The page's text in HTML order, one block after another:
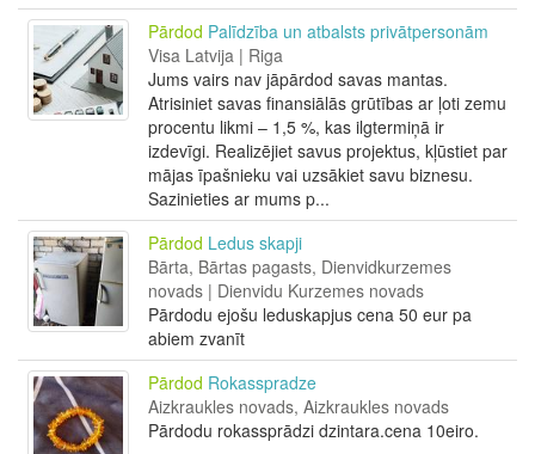
Pārdod Palīdzība un atbalsts privātpersonām
Visa Latvija | Riga
Jums vairs nav jāpārdod savas mantas.
Atrisiniet savas finansiālās grūtības ar ļoti zemu
procentu likmi – 1,5 %, kas ilgtermiņā ir
izdevīgi. Realizējiet savus projektus, kļūstiet par
mājas īpašnieku vai uzsākiet savu biznesu.
Sazinieties ar mums p...
Pārdod Ledus skapji
Bārta, Bārtas pagasts, Dienvidkurzemes
novads | Dienvidu Kurzemes novads
Pārdodu ejošu leduskapjus cena 50 eur pa
abiem zvanīt
Pārdod Rokasspradze
Aizkraukles novads, Aizkraukles novads
Pārdodu rokassprādzi dzintara.cena 10eiro.